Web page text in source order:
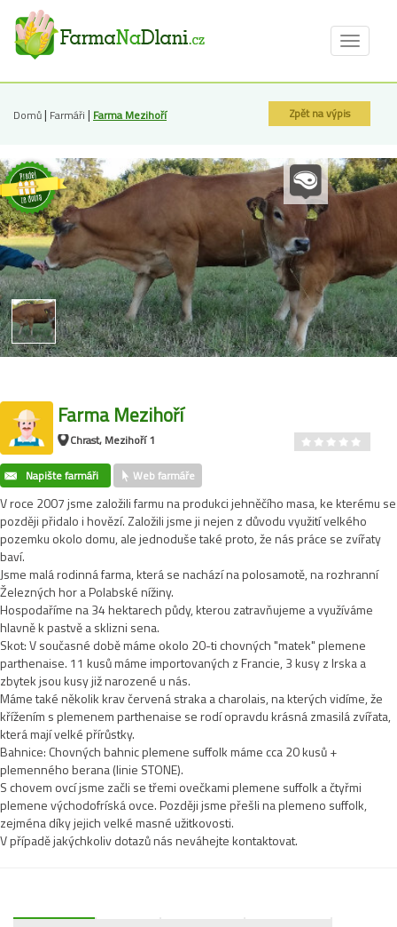
Toggle
Domů| Farmáři | Farma Mezihoří Zpět na výpis
Farma Mezihoří
Chrast, Mezihoří 1
Napište farmáři Web farmáře
V roce 2007 jsme založili farmu na produkci jehněčího masa, ke kterému se
později přidalo i hovězí. Založili jsme ji nejen z důvodu využití velkého
pozemku okolo domu, ale jednoduše také proto, že nás práce se zvířaty
baví.
Jsme malá rodinná farma, která se nachází na polosamotě, na rozhranní
Železných hor a Polabské nížiny.
Hospodaříme na 34 hektarech půdy, kterou zatravňujeme a využíváme
hlavně k pastvě a sklizni sena.
Skot: V současné době máme okolo 20-ti chovných "matek" plemene
parthenaise. 11 kusů máme importovaných z Francie, 3 kusy z Irska a
zbytek jsou kusy již narozené u nás.
Máme také několik krav červená straka a charolais, na kterých vidíme, že
křížením s plemenem parthenaise se rodí opravdu krásná zmasilá zvířata,
která mají velké přírůstky.
Bahnice: Chovných bahnic plemene suffolk máme cca 20 kusů +
plemenného berana (linie STONE).
S chovem ovcí jsme začli se třemi ovečkami plemene suffolk a čtyřmi
plemene východofríská ovce. Později jsme přešli na plemeno suffolk,
zejména díky jejich velké masné užitkovosti.
V případě jakýchkoliv dotazů nás neváhejte kontaktovat.